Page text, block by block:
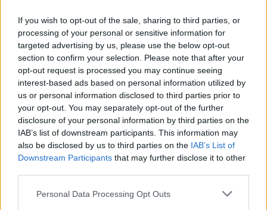
If you wish to opt-out of the sale, sharing to third parties, or
processing of your personal or sensitive information for
targeted advertising by us, please use the below opt-out
section to confirm your selection. Please note that after your
opt-out request is processed you may continue seeing
interest-based ads based on personal information utilized by
us or personal information disclosed to third parties prior to
your opt-out. You may separately opt-out of the further
disclosure of your personal information by third parties on the
IAB’s list of downstream participants. This information may
also be disclosed by us to third parties on the IAB’s List of
Downstream Participants that may further disclose it to other
Personal Data Processing Opt Outs
Video: NTVpic.twitter.com/znZ1Oj8LvE
— NTV (@ntv)April 14, 2026
Τι αποφάσισε το δικαστήριο
Μετά τη σύλληψή τους, οι δύο Έλληνες
οδηγήθηκαν στις αρμόδιες αρχές και στις11
Απριλίουπαρουσιάστηκαν ενώπιον εισαγγελέα